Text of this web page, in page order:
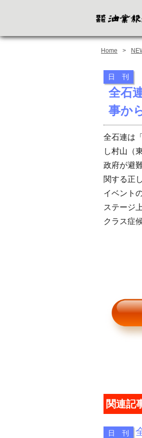
Home
日 刊
全石
事か
全石連は
し村山（
政府が避
関する正
イベント
ステージ
クラス症
関連記
日 刊